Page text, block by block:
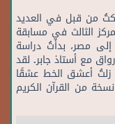
من العمر 25 عامًا. شاركتُ من قبل في العديد
الثالث في مسابقة
مصر، بدأتُ دراسة
مع أستاذ جابر. لقد
أعشق الخط عشقًا
من القرآن الكريم